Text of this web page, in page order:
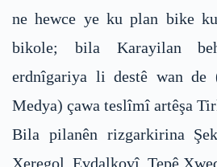
ne hewce ye ku plan bike
bikole; bila Karayilan
erdnîgariya li destê wan de
Medya) çawa teslîmî artêşa
Bila pilanên rizgarkirina
Xeregol, Evdalkovî, Tepê